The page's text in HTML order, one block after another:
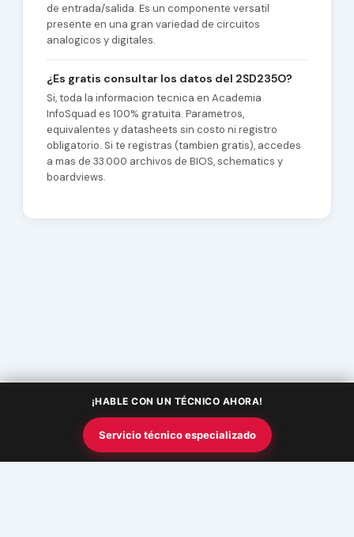
de entrada/salida. Es un componente versatil
presente en una gran variedad de circuitos
analogicos y digitales.
¿Es gratis consultar los datos del 2SD235O?
Si, toda la informacion tecnica en Academia
InfoSquad es 100% gratuita. Parametros,
equivalentes y datasheets sin costo ni registro
obligatorio. Si te registras (tambien gratis), accedes
a mas de 33.000 archivos de BIOS, schematics y
boardviews.
Copyright © 2026 Academia InfoSquad | Powered by
para WordPress
¡HABLE CON UN TÉCNICO AHORA!
Servicio técnico especializado